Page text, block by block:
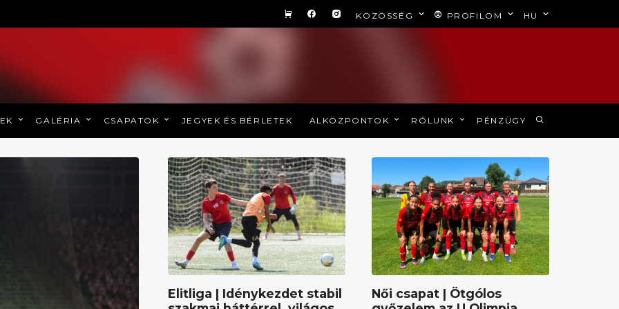
KÖZÖSSÉG PROFILOM HU
GALÉRIA CSAPATOK JEGYEK ÉS BÉRLETEK ALKÖZPONTOK RÓLUNK PÉNZÜGY
Elitliga | Idénykezdet stabil
Női csapat | Ötgólos